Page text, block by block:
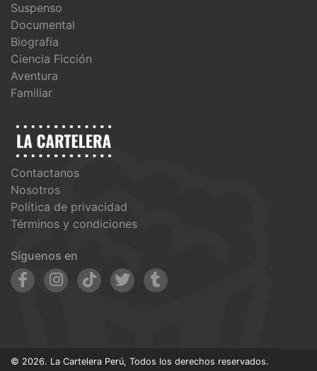
Suspenso
Documental
Biografía
Ciencia Ficción
Aventura
Familiar
Contactanos
Nosotros
Política de privacidad
Términos y condiciones
Síguenos en
© 2026. La Cartelera Perú, Todos los derechos reservados.